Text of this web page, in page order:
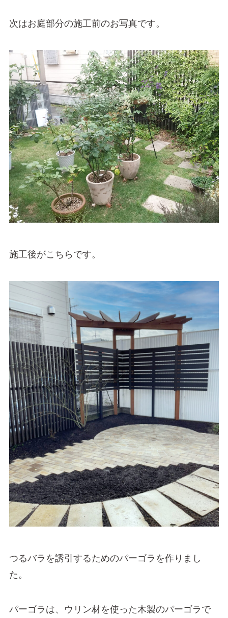
次はお庭部分の施工前のお写真です。
施工後がこちらです。
つるバラを誘引するためのパーゴラを作りまし
た。
パーゴラは、ウリン材を使った木製のパーゴラで